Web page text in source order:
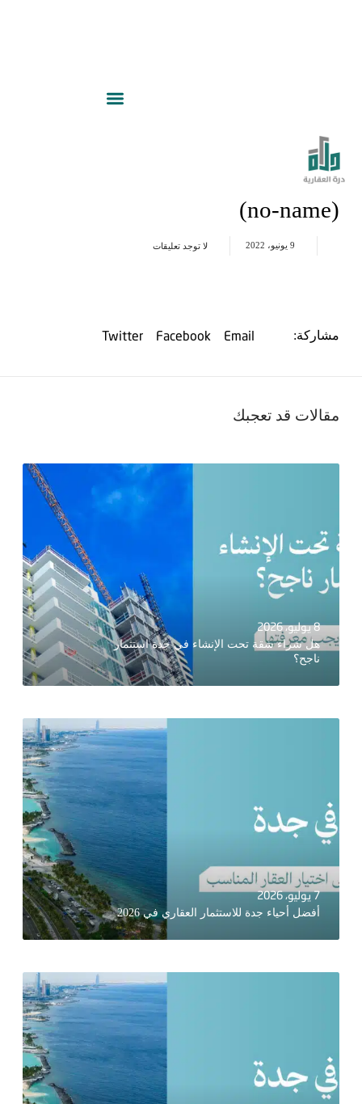
(no-name)
9 يونيو، 2022 لا توجد تعليقات
مشاركة: Email
Facebook
Twitter
مقالات قد تعجبك
8 يوليو، 2026
هل شراء شقة تحت الإنشاء في جدة استثمار
ناجح؟
7 يوليو، 2026
أفضل أحياء جدة للاستثمار العقاري في 2026